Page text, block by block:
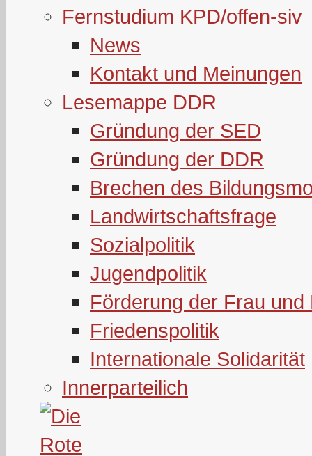
Fernstudium KPD/offen-siv
News
Kontakt und Meinungen
Lesemappe DDR
Gründung der SED
Gründung der DDR
Brechen des
Landwirtschaftsfrage
Sozialpolitik
Jugendpolitik
Förderung der Frau und
Friedenspolitik
Internationale Solidarität
Innerparteilich